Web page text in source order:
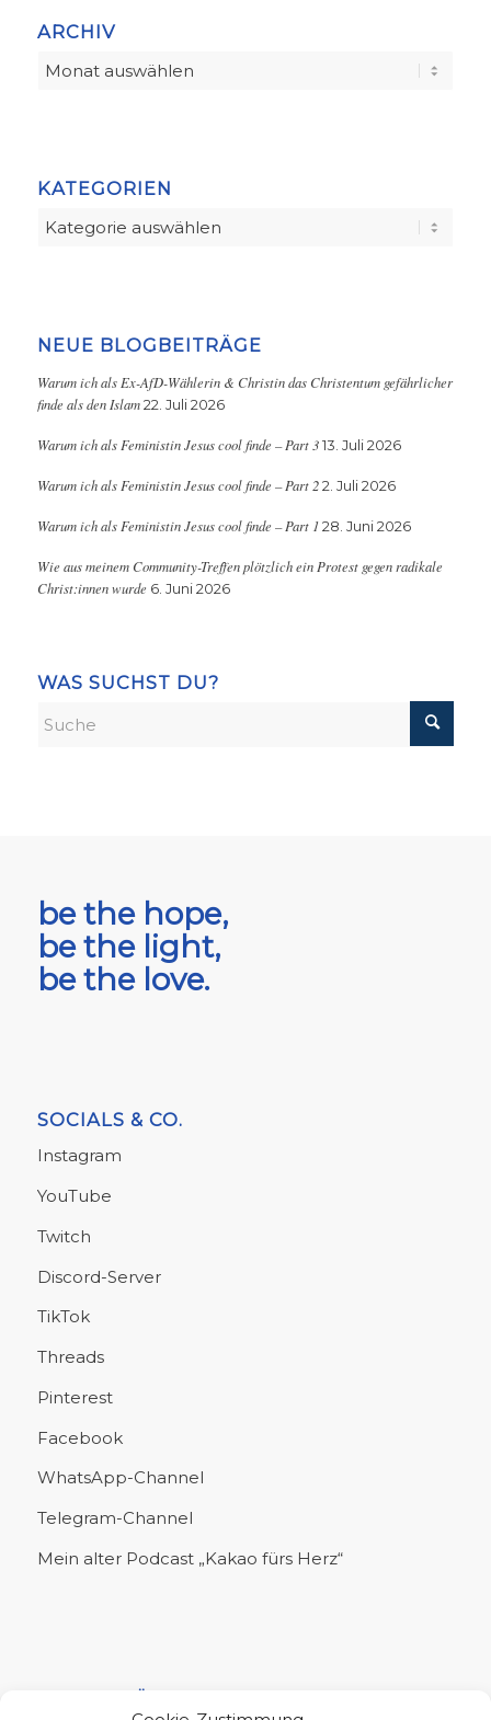
ARCHIV
KATEGORIEN
Kategorien
NEUE BLOGBEITRÄGE
Warum ich als Ex-AfD-Wählerin & Christin das Christentum gefährlicher
finde als den Islam 22. Juli 2026
Warum ich als Feministin Jesus cool finde – Part 3 13. Juli 2026
Warum ich als Feministin Jesus cool finde – Part 2 2. Juli 2026
Warum ich als Feministin Jesus cool finde – Part 1 28. Juni 2026
Wie aus meinem Community-Treffen plötzlich ein Protest gegen radikale
Christ:innen wurde 6. Juni 2026
WAS SUCHST DU?
be the hope,
be the light,
be the love.
SOCIALS & CO.
Instagram
YouTube
Twitch
Discord-Server
TikTok
Threads
Pinterest
Facebook
WhatsApp-Channel
Telegram-Channel
Mein alter Podcast „Kakao fürs Herz“